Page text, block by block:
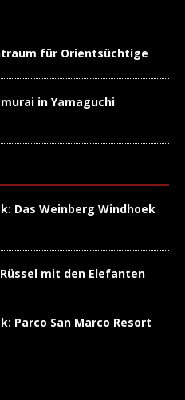
für Orientsüchtige
in Yamaguchi
Das Weinberg Windhoek
mit den Elefanten
Parco San Marco Resort